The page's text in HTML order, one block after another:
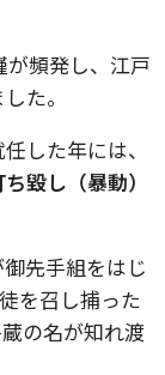
が頻発し、江戸
た。
した年には、
毀し（暴動）
先手組をはじ
を召し捕った
の名が知れ渡